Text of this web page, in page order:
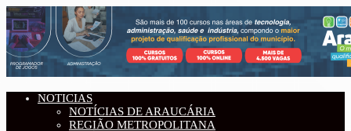
NOTICIAS
NOTÍCIAS DE ARAUCÁRIA
REGIÃO METROPOLITANA